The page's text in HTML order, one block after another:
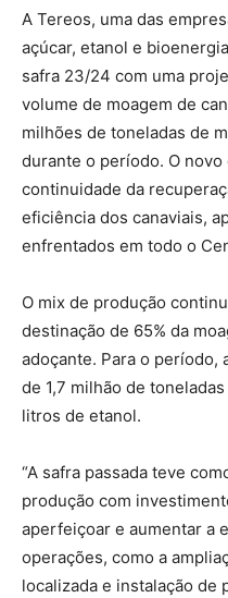
A Tereos, uma das
açúcar, etanol e
safra 23/24 com uma
volume de moagem de
milhões de toneladas de
durante o período. O
continuidade da
eficiência dos canaviais,
enfrentados em todo o
O mix de produção
destinação de 65% da
adoçante. Para o período,
de 1,7 milhão de
litros de etanol.
“A safra passada teve
produção com
aperfeiçoar e aumentar a
operações, como a
localizada e instalação de